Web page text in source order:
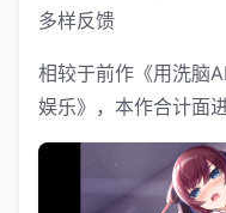
多样反馈
相较于前作《用洗脑
娱乐》，本作合计面进